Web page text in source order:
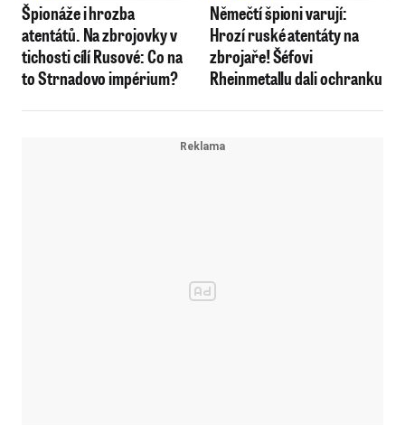
Špionáže i hrozba
atentátů. Na zbrojovky v
tichosti cílí Rusové: Co na
to Strnadovo impérium?
Němečtí špioni varují:
Hrozí ruské atentáty na
zbrojaře! Šéfovi
Rheinmetallu dali ochranku